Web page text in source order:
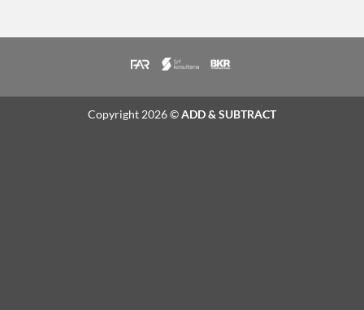
Copyright 2026 ©ADD & SUBTRACT